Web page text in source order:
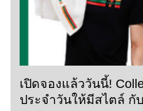
เปิดจองแล้ววันนี้!
ประจำวันให้มีสไตล์ กั